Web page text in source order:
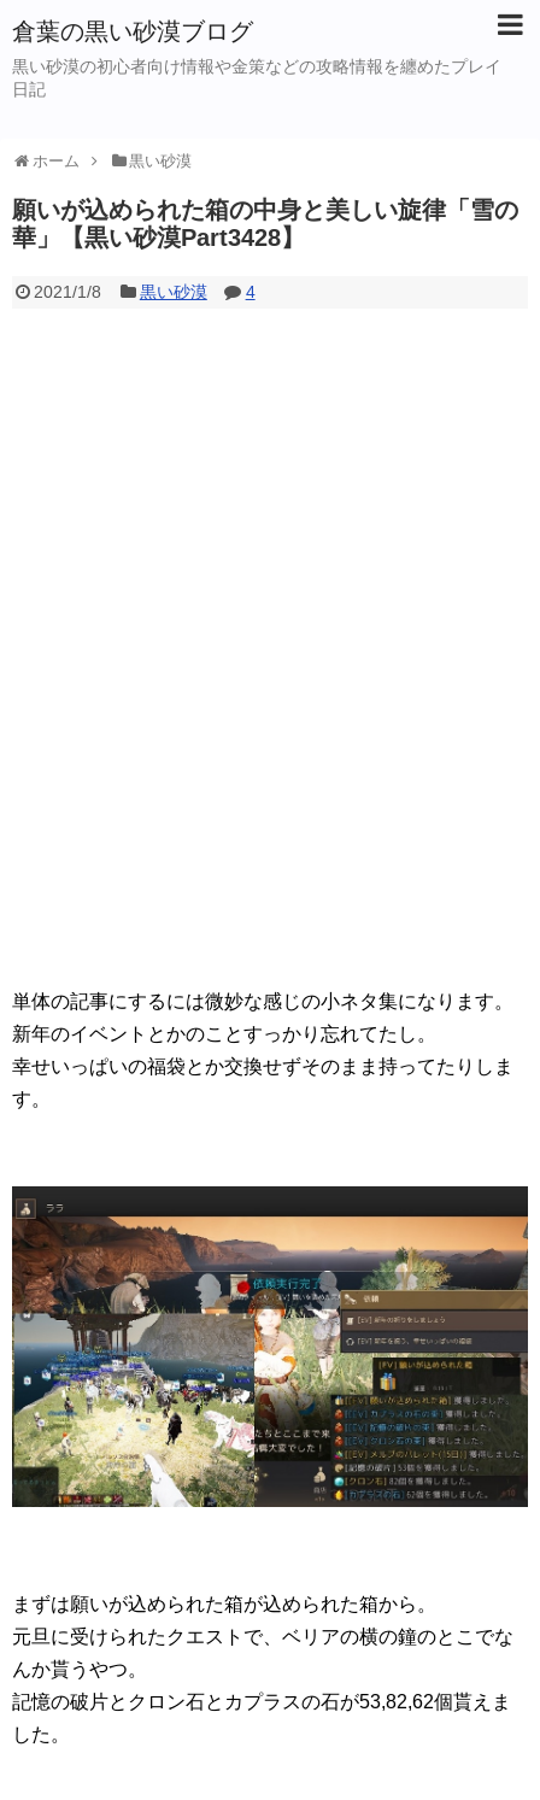
倉葉の黒い砂漠ブログ
黒い砂漠の初心者向け情報や金策などの攻略情報を纏めたプレイ
日記
ホーム 黒い砂漠
願いが込められた箱の中身と美しい旋律「雪の
華」【黒い砂漠Part3428】
2021/1/8 黒い砂漠 4
単体の記事にするには微妙な感じの小ネタ集になります。
新年のイベントとかのことすっかり忘れてたし。
幸せいっぱいの福袋とか交換せずそのまま持ってたりしま
す。
まずは願いが込められた箱が込められた箱から。
元旦に受けられたクエストで、ベリアの横の鐘のとこでな
んか貰うやつ。
記憶の破片とクロン石とカプラスの石が53,82,62個貰えま
した。